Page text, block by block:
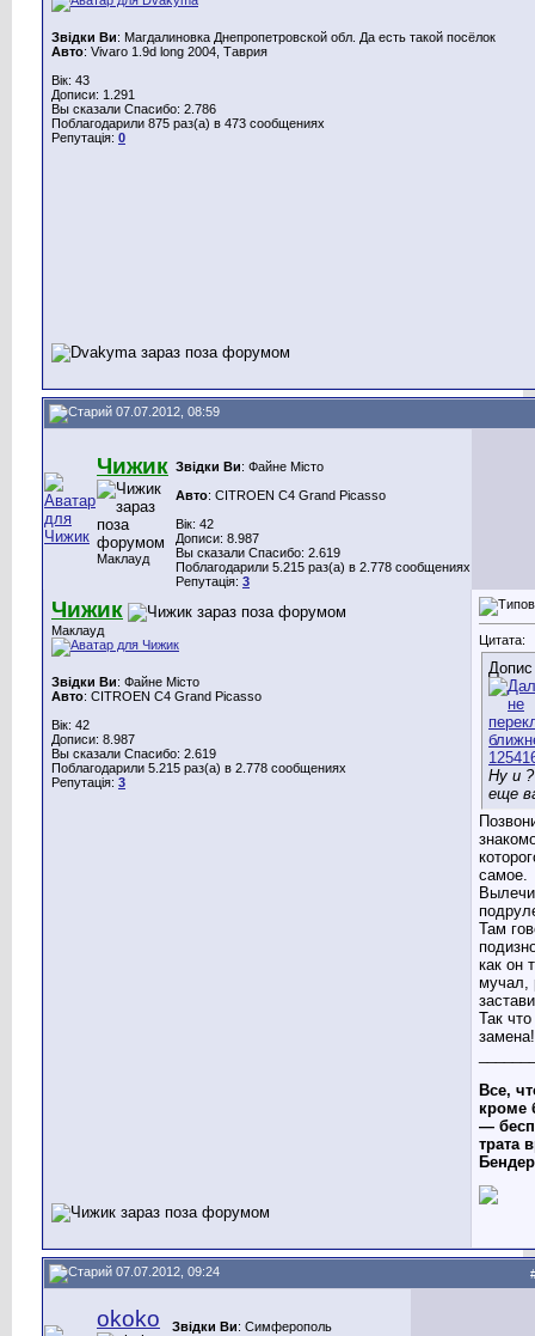
Звідки Ви: Магдалиновка Днепропетровской обл. Да есть такой посёлок
Авто: Vivaro 1.9d long 2004, Таврия
Вік: 43
Дописи: 1.291
Вы сказали Спасибо: 2.786
Поблагодарили 875 раз(а) в 473 сообщениях
Репутація: 0
07.07.2012, 08:59
Чижик
Маклауд
Звідки Ви: Файне Місто
Авто: CITROEN C4 Grand Picasso
Вік: 42
Дописи: 8.987
Вы сказали Спасибо: 2.619
Поблагодарили 5.215 раз(а) в 2.778 сообщениях
Репутація: 3
Чижик
Маклауд
Звідки Ви: Файне Місто
Авто: CITROEN C4 Grand Picasso
Вік: 42
Дописи: 8.987
Вы сказали Спасибо: 2.619
Поблагодарили 5.215 раз(а) в 2.778 сообщениях
Репутація: 3
Цитата:
Ну и
еще
самое.
Там
как он
мучал,
Так
замена!
Все,
кроме
—
трата
07.07.2012, 09:24
okoko Звідки Ви: Cимферополь